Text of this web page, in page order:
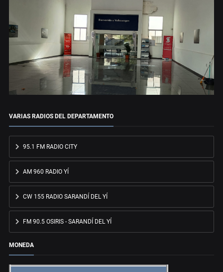
VARIAS RADIOS DEL DEPARTAMENTO
95.1 FM RADIO CITY
AM 960 RADIO YÍ
CW 155 RADIO SARANDÍ DEL YÍ
FM 90.5 OSIRIS - SARANDÍ DEL YÍ
MONEDA